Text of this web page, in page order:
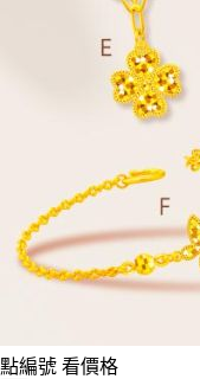
點編號 看價格